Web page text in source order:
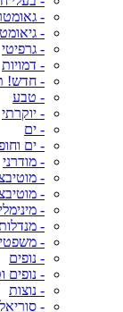
-
-
- גרפיטי
- דמויות
- חדש!
- טבע
- יוקרתי
- ים
- ים
- מודרני
-
-
-
-
-
- נופים
- נופים
- נוצות
-